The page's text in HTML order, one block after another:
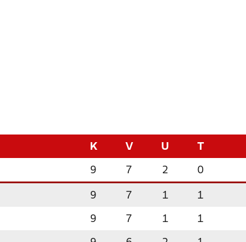
K V U T
9 7 2 0
9 7 1 1
9 7 1 1